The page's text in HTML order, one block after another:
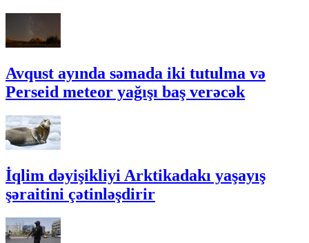
Avqust ayında səmada iki tutulma və
Perseid meteor yağışı baş verəcək
İqlim dəyişikliyi Arktikadakı yaşayış
şəraitini çətinləşdirir